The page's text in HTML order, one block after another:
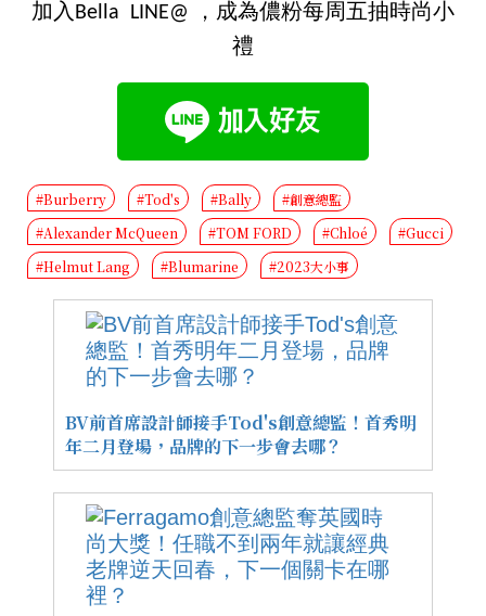
加入Bella LINE@ ，成為儂粉每周五抽時尚小
禮
#Burberry #Tod's #Bally
#創意總監
#Alexander McQueen
#TOM FORD #Chloé
#Gucci
#Helmut Lang
#Blumarine #2023大小事
BV前首席設計師接手Tod's創意總監！首秀明
年二月登場，品牌的下一步會去哪？